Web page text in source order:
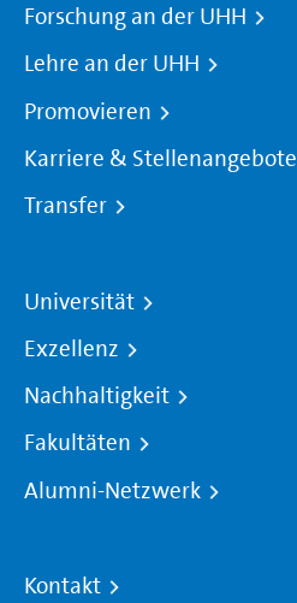
Forschung an der UHH
Lehre an der UHH
Promovieren
Karriere & Stellenangebote
Transfer
Universität
Exzellenz
Nachhaltigkeit
Fakultäten
Alumni-Netzwerk
Kontakt